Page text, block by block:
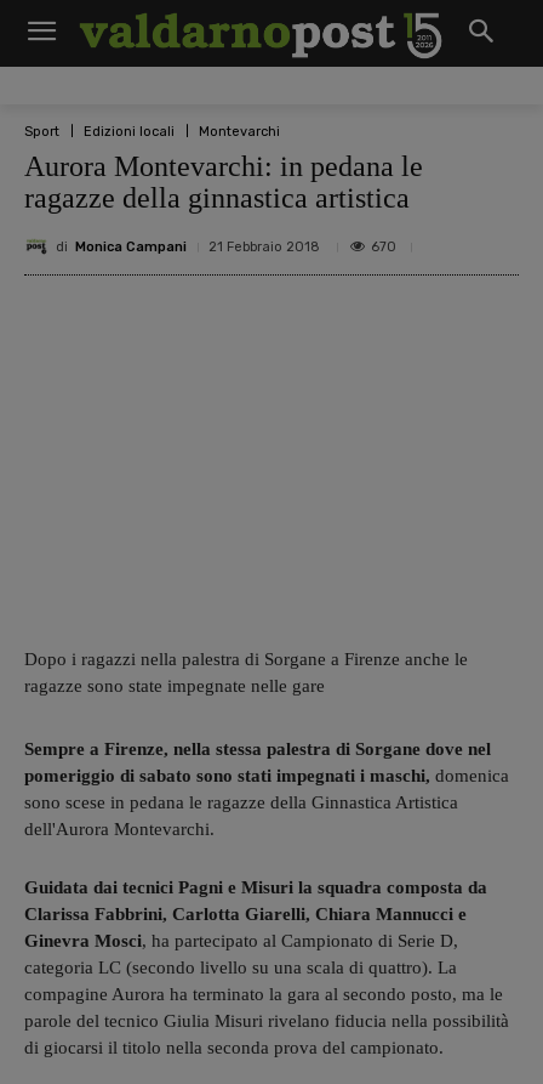
Sport Edizioni locali Montevarchi
Aurora Montevarchi: in pedana le
ragazze della ginnastica artistica
di Monica Campani 21 Febbraio 2018 670
Dopo i ragazzi nella palestra di Sorgane a Firenze anche le
ragazze sono state impegnate nelle gare
Sempre a Firenze, nella stessa palestra di Sorgane dove nel
pomeriggio di sabato sono stati impegnati i maschi, domenica
sono scese in pedana le ragazze della Ginnastica Artistica
dell'Aurora Montevarchi.
Guidata dai tecnici Pagni e Misuri la squadra composta da
Clarissa Fabbrini, Carlotta Giarelli, Chiara Mannucci e
Ginevra Mosci, ha partecipato al Campionato di Serie D,
categoria LC (secondo livello su una scala di quattro). La
compagine Aurora ha terminato la gara al secondo posto, ma le
parole del tecnico Giulia Misuri rivelano fiducia nella possibilità
di giocarsi il titolo nella seconda prova del campionato.